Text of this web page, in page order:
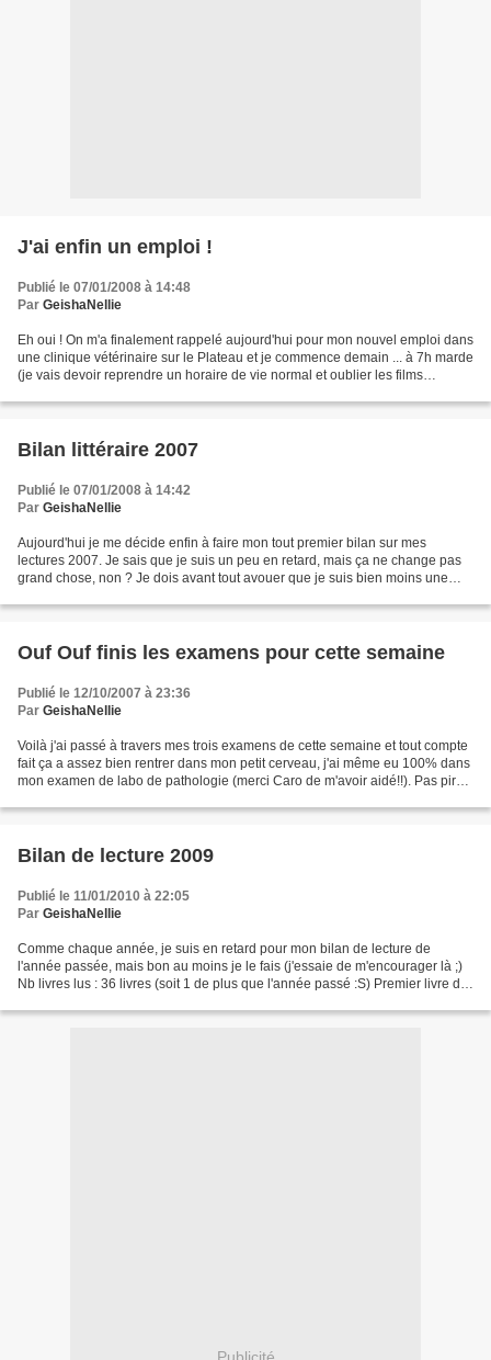
J'ai enfin un emploi !
Publié le 07/01/2008 à 14:48
Par GeishaNellie
Eh oui ! On m'a finalement rappelé aujourd'hui pour mon nouvel emploi dans
une clinique vétérinaire sur le Plateau et je commence demain ... à 7h marde
(je vais devoir reprendre un horaire de vie normal et oublier les films
Bilan littéraire 2007
Publié le 07/01/2008 à 14:42
Par GeishaNellie
Aujourd'hui je me décide enfin à faire mon tout premier bilan sur mes
lectures 2007. Je sais que je suis un peu en retard, mais ça ne change pas
grand chose, non ? Je dois avant tout avouer que je suis bien moins une
Ouf Ouf finis les examens pour cette semaine
Publié le 12/10/2007 à 23:36
Par GeishaNellie
Voilà j'ai passé à travers mes trois examens de cette semaine et tout compte
fait ça a assez bien rentrer dans mon petit cerveau, j'ai même eu 100% dans
mon examen de labo de pathologie (merci Caro de m'avoir aidé!!). Pas pire
Bilan de lecture 2009
Publié le 11/01/2010 à 22:05
Par GeishaNellie
Comme chaque année, je suis en retard pour mon bilan de lecture de
l'année passée, mais bon au moins je le fais (j'essaie de m'encourager là ;)
Nb livres lus : 36 livres (soit 1 de plus que l'année passé :S) Premier livre de
Publicité